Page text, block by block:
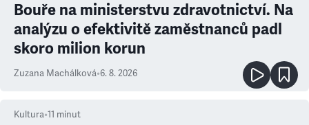
Bouře na ministerstvu zdravotnictví. Na
analýzu o efektivitě zaměstnanců padl
skoro milion korun
Zuzana Machálková•6. 8. 2026
Kultura•11 minut